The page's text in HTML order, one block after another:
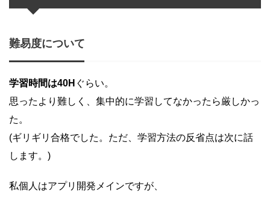
難易度について
学習時間は40H ぐらい。
思ったより難しく、集中的に学習してなかったら厳しかっ
た。
(ギリギリ合格でした。ただ、学習方法の反省点は次に話
します。)
私個人はアプリ開発メインですが、